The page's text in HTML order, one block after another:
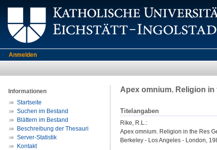
Anmelden
Informationen
Startseite
Suchen im Bestand
Blättern im Bestand
Beschreibung der Thesauri
Server-Statistik
Kontakt
Apex omnium. Religion in
Titelangaben
Rike, R.L.:
Apex omnium. Religion in the Res
Berkeley - Los Angeles - London,